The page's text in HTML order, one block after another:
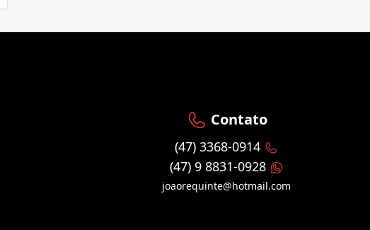
Contato
(47) 3368-0914
(47) 9 8831-0928
joaorequinte@hotmail.com